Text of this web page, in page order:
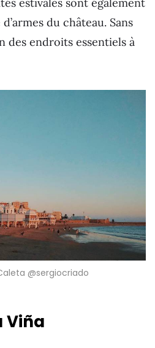
estivales sont également
du château. Sans
des endroits essentiels à
@sergiocriado
Viña